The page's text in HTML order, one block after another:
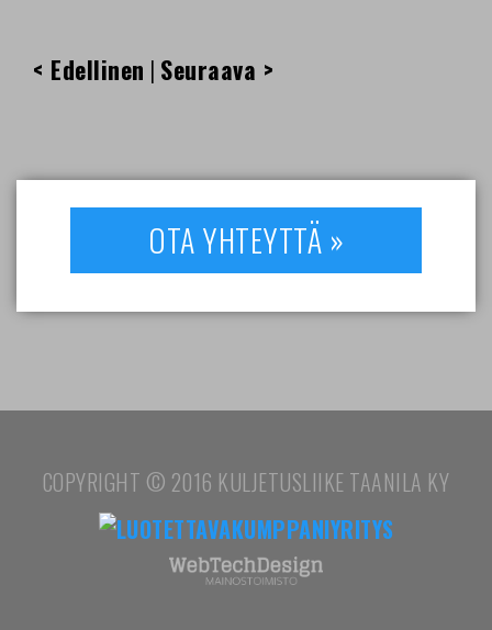
< Edellinen | Seuraava >
OTA YHTEYTTÄ »
COPYRIGHT © 2016 KULJETUSLIIKE TAANILA KY